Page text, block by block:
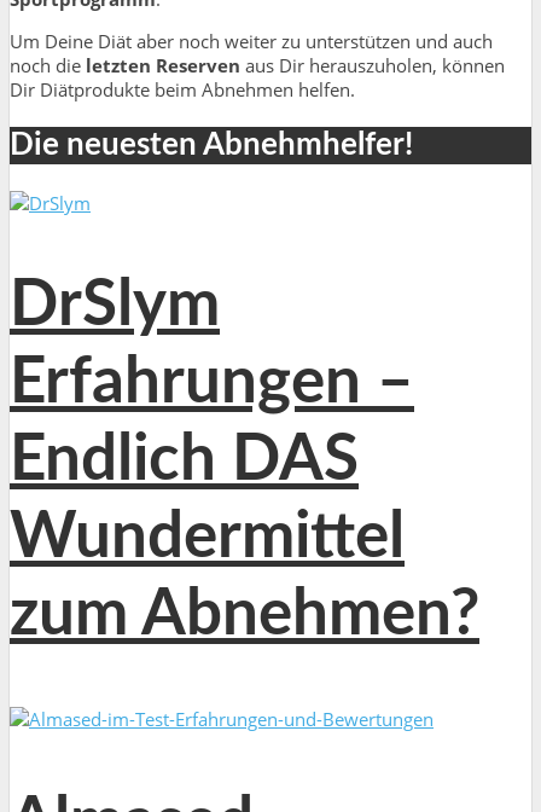
Um Deine Diät aber noch weiter zu unterstützen und auch
noch die letzten Reserven aus Dir herauszuholen, können
Dir Diätprodukte beim Abnehmen helfen.
Die neuesten Abnehmhelfer!
DrSlym
Erfahrungen –
Endlich DAS
Wundermittel
zum Abnehmen?